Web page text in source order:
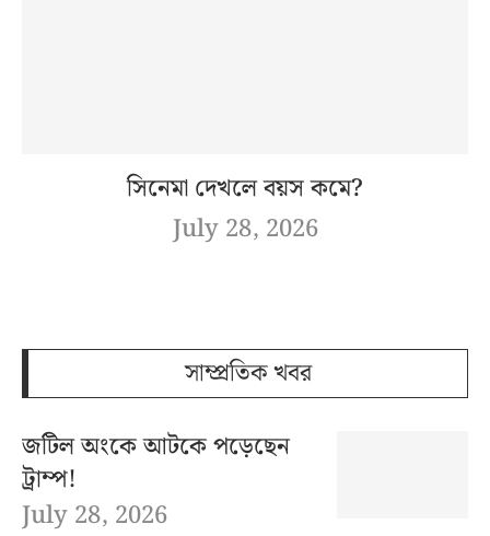
সিনেমা দেখলে বয়স কমে?
July 28, 2026
সাম্প্রতিক খবর
জটিল অংকে আটকে পড়েছেন
ট্রাম্প!
July 28, 2026